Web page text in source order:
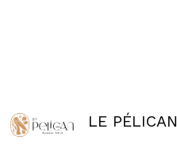
LE PÉLICAN